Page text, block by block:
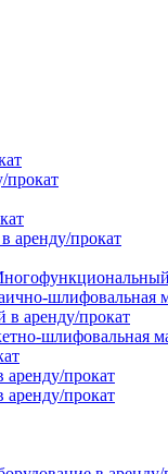
прокат
аренду/прокат
шлифовальная
аренду/прокат
шлифовальная
аренду/прокат
аренду/прокат